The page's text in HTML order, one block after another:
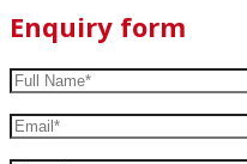
Enquiry form